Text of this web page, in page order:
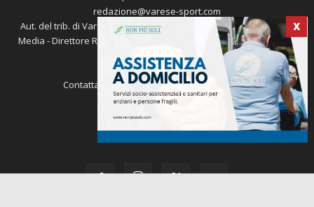
X
redazione@varese-sport.com
Aut. del trib. di Varese n. 345 del 09-02-1979 - Prodotto da Sunrise
Media - Direttore Responsabile: Michele Marocco -Cookie policy
Pubblicità
Contattaci: redazione@varese-sport.com